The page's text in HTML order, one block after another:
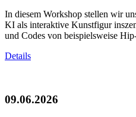
In diesem Workshop stellen wir
KI als interaktive Kunstfigur
und Codes von beispielsweise
Details
09.06.2026